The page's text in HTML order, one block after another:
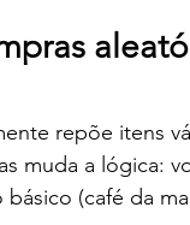
repõe itens
muda a lógica:
(café da